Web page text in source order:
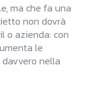
ma che fa una
non dovrà
o azienda: con
le
nella